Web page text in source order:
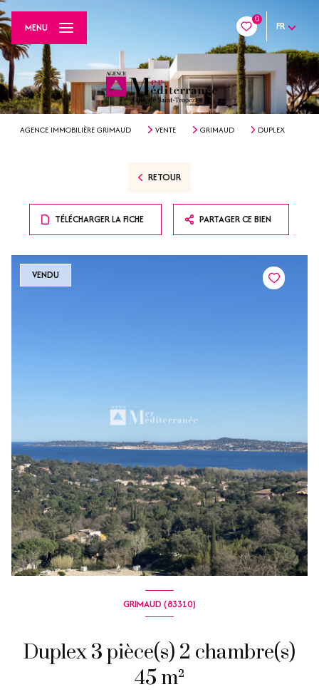
0
FR
MENU
AGENCE IMMOBILIÈRE GRIMAUD VENTE GRIMAUD DUPLEX
RETOUR
TÉLÉCHARGER LA FICHE PARTAGER CE BIEN
VENDU
GRIMAUD (83310)
Duplex 3 pièce(s) 2 chambre(s)
45 m²